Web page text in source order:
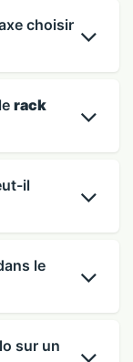
choisir
rack
il
le
sur un